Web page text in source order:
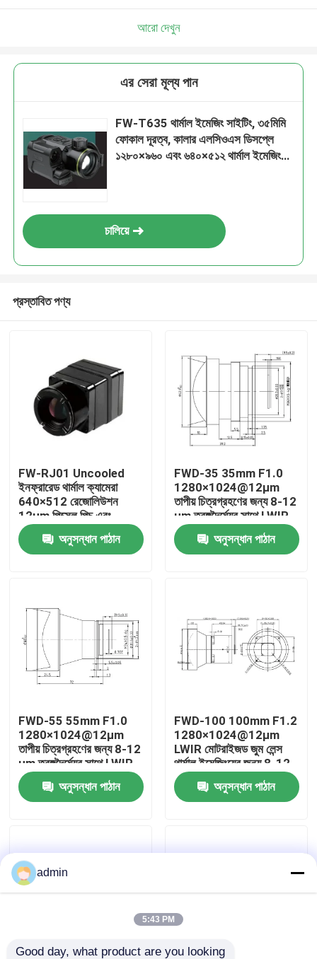
বাড়ি
ভিডিও
আমাদের সম্বন্ধে
কারখানা পরিদর্শন
গুণমান নিয়ন্ত্রণ
খবর
এভিয়েশন পার্টস
আরো দেখুন
এর সেরা মূল্য পান
FW-T635 থার্মাল ইমেজিং সাইটিং, ৩৫মিমি
ফোকাল দূরত্ব, কালার এলসিওএস ডিসপ্লে
১২৮০×৯৬০ এবং ৬৪০×৫১২ থার্মাল ইমেজিং
চালিয়ে
প্রস্তাবিত পণ্য
FW-RJ01 Uncooled
ইনফ্রারেড থার্মাল ক্যামেরা
640×512 রেজোলিউশন
12μm পিক্সেল পিচ এবং
≤40mk NETD সঙ্গে শিল্প
সনাক্তকরণের জন্য
অনুসন্ধান পাঠান
FWD-35 35mm F1.0
1280×1024@12μm
তাপীয় চিত্রগ্রহণের জন্য 8-12
μm তরঙ্গদৈর্ঘ্যের সাথে LWIR
মোটরাইজড জুম লেন্স
অনুসন্ধান পাঠান
FWD-55 55mm F1.0
1280×1024@12μm
তাপীয় চিত্রগ্রহণের জন্য 8-12
μm তরঙ্গদৈর্ঘ্যের সাথে LWIR
মোটরাইজড জুম লেন্স
অনুসন্ধান পাঠান
FWD-100 100mm F1.2
1280×1024@12μm
LWIR মোটরাইজড জুম লেন্স
থার্মাল ইমেজিংয়ের জন্য 8-12
μm তরঙ্গদৈর্ঘ্য সহ
অনুসন্ধান পাঠান
admin
5:43 PM
Good day, what product are you looking